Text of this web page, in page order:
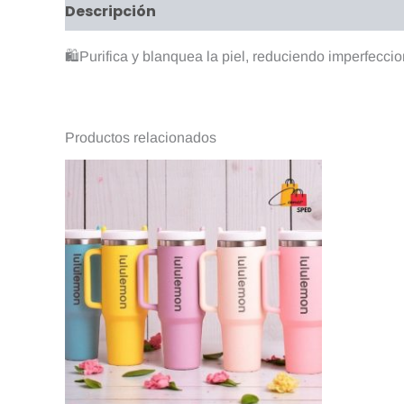
Descripción
🛍Purifica y blanquea la piel, reduciendo
Productos relacionados